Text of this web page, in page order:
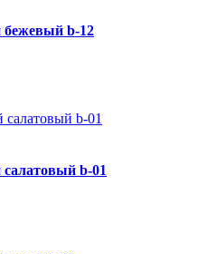
b-12
b-01